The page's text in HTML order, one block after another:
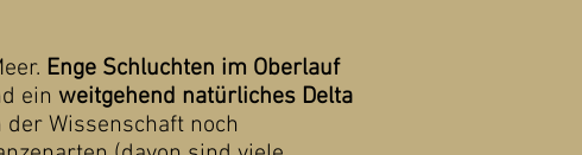
Enge Schluchten im Oberlauf
ein weitgehend natürliches Delta
Wissenschaft noch